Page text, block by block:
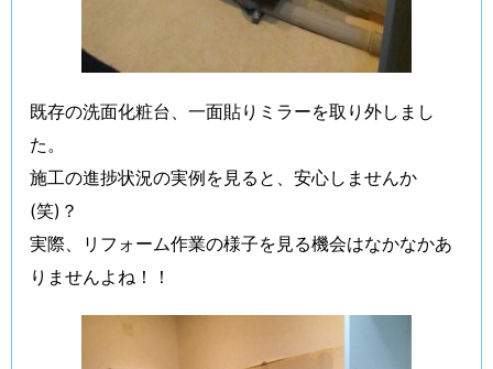
既存の洗面化粧台、一面貼りミラーを取り外しまし
た。
施工の進捗状況の実例を見ると、安心しませんか
(笑)？
実際、リフォーム作業の様子を見る機会はなかなかあ
りませんよね！！